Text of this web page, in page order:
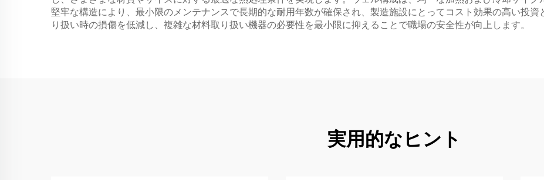
堅牢な構造により、最小限のメンテナンスで長期的な耐用年数が確保され、製造施設にとってコスト効果の高い投
り扱い時の損傷を低減し、複雑な材料取り扱い機器の必要性を最小限に抑えることで職場の安全性が向上します。
実用的なヒント